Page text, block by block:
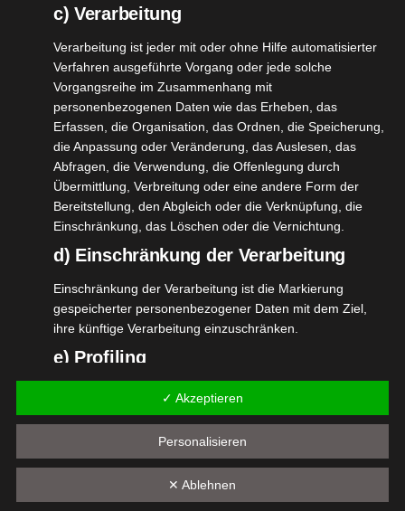
120 Kapseln sind in dieser machen, tägliche
Einnahme ist hier nur 1 Kapsel. Omega 3
findet sich sehr viel in tierischen Produkten,
hauptsächlich in Fisch. Wer diese nicht gerne
ißt, für den sind diese Kapseln eine sehr gute
Alternative. Omega3 ist wichtig für unser
Immunsystem, wie auch für eine normale
Gehirnfunktion, eine normale Sehkraft und
einen normalen Blutdruck.
Bio Wilde Heidelbeere Pulver
Füllmenge sind hier 100g. Hierfür werden
100% reife, handgepflückte Heidelbeeren
gefriergetrocknet und schonend gemahlen.
Das Pulver hat eine sehr intensive violette
Farbe und verwandelt deinen Smoothie, Saft
oder das Müsli in ein noch wertvolleres
Lebensmittel. Hierfür werden 1-2 Teelöffel
c) Verarbeitung
Verarbeitung ist jeder mit oder ohne Hilfe automatisierter
Verfahren ausgeführte Vorgang oder jede solche
Vorgangsreihe im Zusammenhang mit
personenbezogenen Daten wie das Erheben, das
Erfassen, die Organisation, das Ordnen, die Speicherung,
die Anpassung oder Veränderung, das Auslesen, das
Abfragen, die Verwendung, die Offenlegung durch
Übermittlung, Verbreitung oder eine andere Form der
Bereitstellung, den Abgleich oder die Verknüpfung, die
Einschränkung, das Löschen oder die Vernichtung.
d) Einschränkung der Verarbeitung
Einschränkung der Verarbeitung ist die Markierung
gespeicherter personenbezogener Daten mit dem Ziel,
ihre künftige Verarbeitung einzuschränken.
e) Profiling
Profiling ist jede Art der automatisierten Verarbeitung
bestimmte persönliche Aspekte, die sich auf eine
natürliche Person beziehen, zu bewerten, insbesondere,
um Aspekte bezüglich Arbeitsleistung, wirtschaftlicher
✓ Akzeptieren
Personalisieren
✕ Ablehnen